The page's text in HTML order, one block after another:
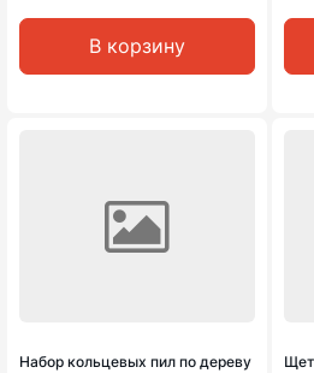
В корзину
Набор кольцевых пил по дереву